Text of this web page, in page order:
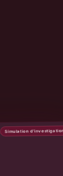
Simulation